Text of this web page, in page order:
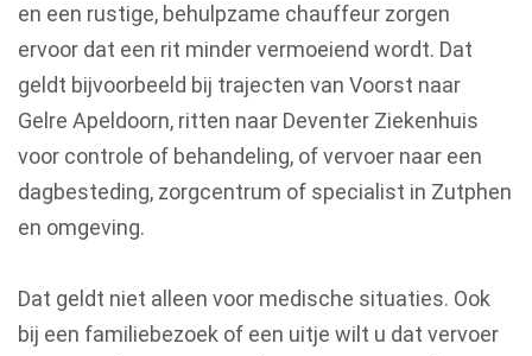
en een rustige, behulpzame chauffeur zorgen
ervoor dat een rit minder vermoeiend wordt. Dat
geldt bijvoorbeeld bij trajecten van Voorst naar
Gelre Apeldoorn, ritten naar Deventer Ziekenhuis
voor controle of behandeling, of vervoer naar een
dagbesteding, zorgcentrum of specialist in Zutphen
en omgeving.
Dat geldt niet alleen voor medische situaties. Ook
bij een familiebezoek of een uitje wilt u dat vervoer